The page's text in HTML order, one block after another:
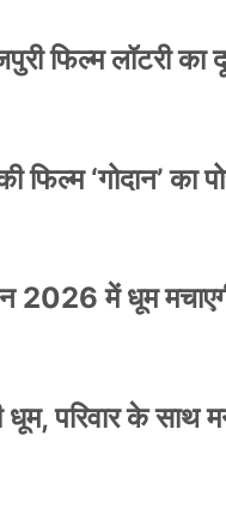
फिल्म लॉटरी
की फिल्म ‘गोदान’
2026 में धूम
परिवार के साथ
रफ्तार, नाइट